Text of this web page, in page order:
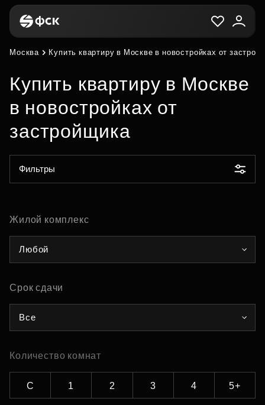
Москва Купить квартиру в Москве в новостройках от
Купить квартиру в Москве
в новостройках от
застройщика
Фильтры
Жилой комплекс
Любой
Срок сдачи
Все
Количество комнат
С 1 2 3 4 5+